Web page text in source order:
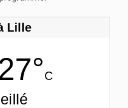
Lille
C